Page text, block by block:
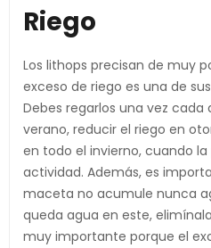
Riego
Los lithops precisan de muy
exceso de riego es una de
Debes regarlos una vez
verano, reducir el riego en
en todo el invierno, cuando
actividad. Además, es
maceta no acumule nunca
queda agua en este,
muy importante porque el